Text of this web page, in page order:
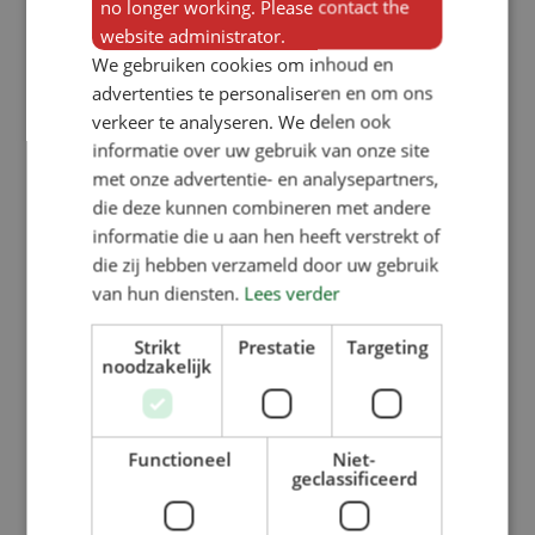
Dat geldt ook bij drinkbakken, zien
drinken doet drinken. Daarom zijn de
duodrinkers die in de wand
ingebouwd kunnen worden
naastdroogvoerbakken voor
biggenen vleesvarkens zo populair.
De varkens zien elkaar
drinken.Varkens eten door deze
redenen liever uit een lichte als uit
een donkere voerbak.
Als laatste komt een lichte voerbak
no longer working. Please contact the
website administrator.
We gebruiken cookies om inhoud en
advertenties te personaliseren en om ons
verkeer te analyseren. We delen ook
informatie over uw gebruik van onze site
met onze advertentie- en analysepartners,
die deze kunnen combineren met andere
informatie die u aan hen heeft verstrekt of
die zij hebben verzameld door uw gebruik
van hun diensten. Lees verder
Strikt
noodzakelijk
Prestatie Targeting
Functioneel
Niet-
geclassificeerd